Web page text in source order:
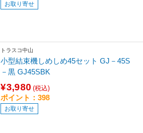
お取り寄せ
トラスコ中山
小型結束機しめしめ45セット GJ－45S
－黒 GJ45SBK
¥3,980 (税込)
ポイント：398
お取り寄せ